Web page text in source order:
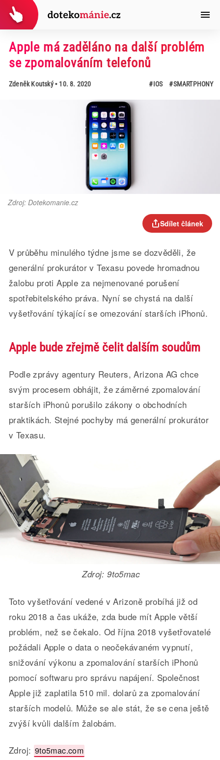
Apple má zaděláno na další problém
se zpomalováním telefonů
Zdeněk Koutský• 10. 8. 2020 #IOS #SMARTPHONY
Zdroj: Dotekomanie.cz
Sdílet článek
V průběhu minulého týdne jsme se dozvěděli, že
generální prokurátor v Texasu povede hromadnou
žalobu proti Apple za nejmenované porušení
spotřebitelského práva. Nyní se chystá na další
vyšetřování týkající se omezování starších iPhonů.
Apple bude zřejmě čelit dalším soudům
Podle zprávy agentury Reuters, Arizona AG chce
svým procesem obhájit, že záměrné zpomalování
starších iPhonů porušilo zákony o obchodních
praktikách. Stejné pochyby má generální prokurátor
v Texasu.
Zdroj: 9to5mac
Toto vyšetřování vedené v Arizoně probíhá již od
roku 2018 a čas ukáže, zda bude mít Apple větší
problém, než se čekalo. Od října 2018 vyšetřovatelé
požádali Apple o data o neočekávaném vypnutí,
snižování výkonu a zpomalování starších iPhonů
pomocí softwaru pro správu napájení. Společnost
Apple již zaplatila 510 mil. dolarů za zpomalování
starších modelů. Může se ale stát, že se cena ještě
zvýší kvůli dalším žalobám.
Zdroj: 9to5mac.com